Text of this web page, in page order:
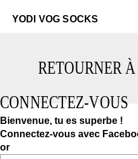
YODI VOG SOCKS
RETOURNER
CONNECTEZ-VOUS
Bienvenue, tu es superbe !
Connectez-vous avec
or